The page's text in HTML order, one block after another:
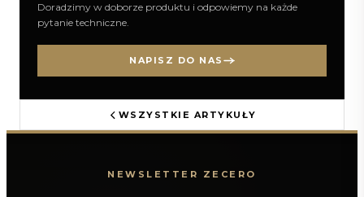
Doradzimy w doborze produktu i odpowiemy na każde
pytanie techniczne.
NAPISZ DO NAS
WSZYSTKIE ARTYKUŁY
NEWSLETTER ZECERO